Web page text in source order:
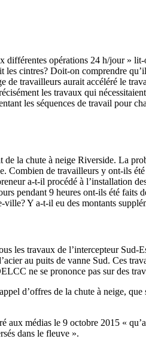
différentes opérations 24 h/jour »
les cintres? Doit-on comprendre
de travailleurs aurait accéléré le
les travaux qui
les séquences de travail pour
de la chute à neige Riverside. La
Combien de travailleurs y ont-ils
a-t-il procédé à l’installation
pendant 9 heures ont-ils été faits
Y a-t-il eu des montants
les travaux de l’intercepteur
au puits de vanne Sud. Ces
ne se prononce pas sur des
d’offres de la chute à neige,
médias le 9 octobre 2015 «
dans le fleuve ».